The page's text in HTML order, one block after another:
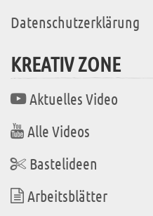
Datenschutzerklärung
KREATIV ZONE
Aktuelles Video
Alle Videos
Bastelideen
Arbeitsblätter